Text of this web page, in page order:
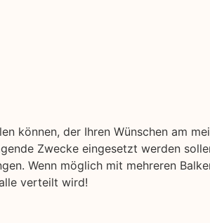
können, der Ihren Wünschen am
Zwecke eingesetzt werden
Wenn möglich mit mehreren
verteilt wird!